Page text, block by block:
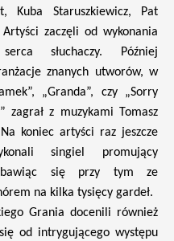
Kuba Staruszkiewicz, Pat
zaczęli od wykonania
słuchaczy. Później
znanych utworów, w
„Granda”, czy „Sorry
zagrał z muzykami Tomasz
koniec artyści raz jeszcze
singiel promujący
bawiąc się przy tym ze
na kilka tysięcy gardeł.
Grania docenili również
od intrygującego występu